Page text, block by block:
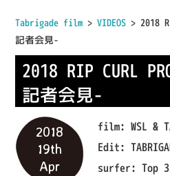
VIDEOS
PROJECTS
TABRIGADE
IMPRESSION
Tabrigade film >VIDEOS > 2018
記者会見-
2018 RIP CURL
記者会見-
2018
19th
Apr
film: WSL &
Edit:
surfer: Top